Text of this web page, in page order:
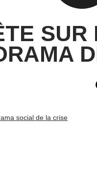
SUR
social de la crise